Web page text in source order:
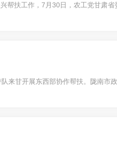
帮扶工作，7月30日，农工党甘肃省
甘开展东西部协作帮扶。陇南市